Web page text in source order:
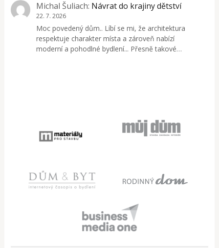
Michal Šuliach: Návrat do krajiny dětství
22. 7. 2026
Moc povedený dům.. Líbí se mi, že architektura
respektuje charakter místa a zároveň nabízí
moderní a pohodlné bydlení... Přesně takové…